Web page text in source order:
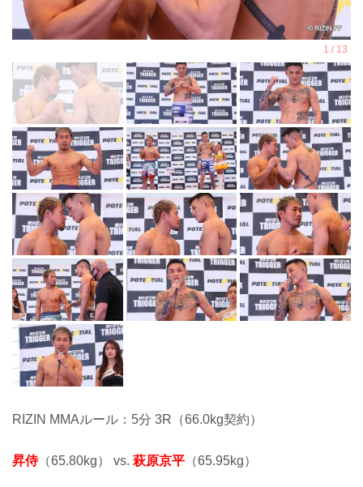
RIZIN MMAルール：5分 3R（66.0kg契約）
昇侍（65.80kg） vs. 萩原京平 （65.95kg）